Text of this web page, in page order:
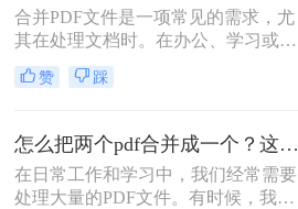
合并PDF文件是一项常见的需求，尤
其在处理文档时。在办公、学习或日
常生活中，我们经常需要将多个PDF
文件合并成一个文件，以便于阅读、
介绍如何合并PDF文件，并探讨各种
方法、工具和软件的优缺点，以帮助
您选择最适合您需求的方法。
赞 踩
怎么把两个pdf合并成一个？这三种方法简单好用！
在日常工作和学习中，我们经常需要
处理大量的PDF文件。有时候，我们